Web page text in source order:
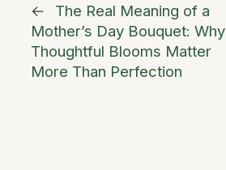
←
The Real Meaning of a
Mother’s Day Bouquet: Why
Thoughtful Blooms Matter
More Than Perfection